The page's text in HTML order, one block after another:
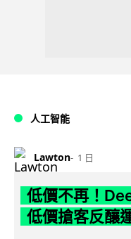
人工智能
Lawton 1 日
低價不再！
低價搶客反釀